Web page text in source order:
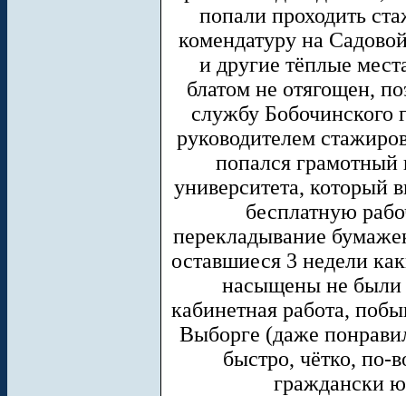
попали проходить
комендатуру на
и другие тёплые
блатом не отягощен,
службу Бобочинского
руководителем
попался
университета, который
бесплатную
перекладывание
оставшиеся 3 недели
насыщены не были
кабинетная работа,
Выборге (даже
быстро, чётко, по-
граждански